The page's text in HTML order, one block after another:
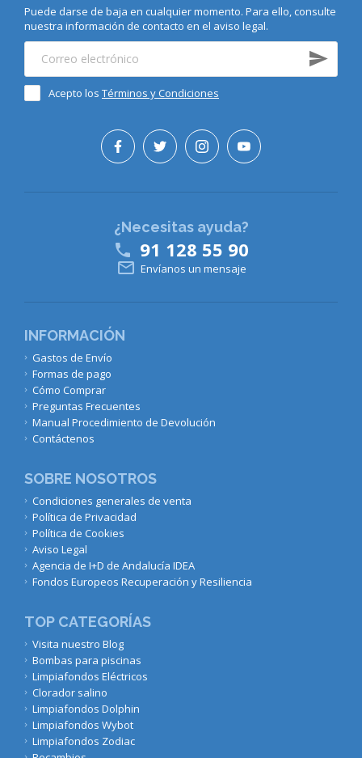
Puede darse de baja en cualquier momento. Para ello, consulte
nuestra información de contacto en el aviso legal.
Acepto los Términos y Condiciones
INFORMACIÓN
Gastos de Envío
Formas de pago
Cómo Comprar
Preguntas Frecuentes
Manual Procedimiento de Devolución
Contáctenos
SOBRE NOSOTROS
Condiciones generales de venta
Política de Privacidad
Política de Cookies
Aviso Legal
Agencia de I+D de Andalucía IDEA
Fondos Europeos Recuperación y Resiliencia
TOP CATEGORÍAS
Visita nuestro Blog
Bombas para piscinas
Limpiafondos Eléctricos
Clorador salino
Limpiafondos Dolphin
Limpiafondos Wybot
Limpiafondos Zodiac
¿Necesitas ayuda?
 91 128 55 90
 Envíanos un mensaje